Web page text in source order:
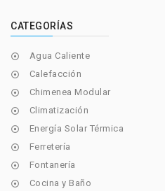
CATEGORÍAS
 Agua Caliente
 Calefacción
 Chimenea Modular
 Climatización
 Energía Solar Térmica
 Ferretería
 Fontanería
 Cocina y Baño